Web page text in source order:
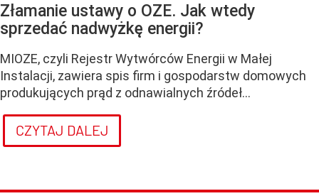
Złamanie ustawy o OZE. Jak wtedy
sprzedać nadwyżkę energii?
MIOZE, czyli Rejestr Wytwórców Energii w Małej
Instalacji, zawiera spis firm i gospodarstw domowych
produkujących prąd z odnawialnych źródeł...
CZYTAJ DALEJ